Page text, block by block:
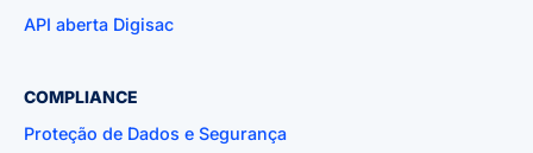
API aberta Digisac
COMPLIANCE
Proteção de Dados e Segurança